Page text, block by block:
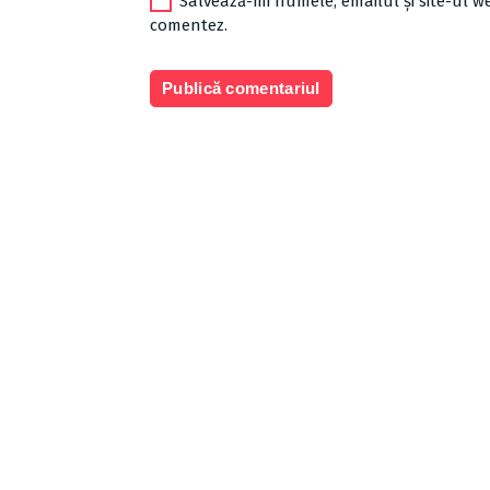
comentez.